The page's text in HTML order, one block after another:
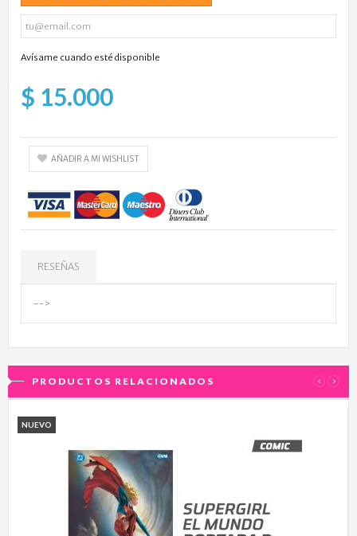
Avísame cuando esté disponible
$ 15.000
AÑADIR A MI WISHLIST
RESEÑAS
-->
PRODUCTOS RELACIONADOS ‹ ›
NUEVO